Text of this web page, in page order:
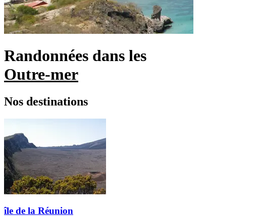
Randonnées dans les
Outre-mer
Nos destinations
île de la Réunion